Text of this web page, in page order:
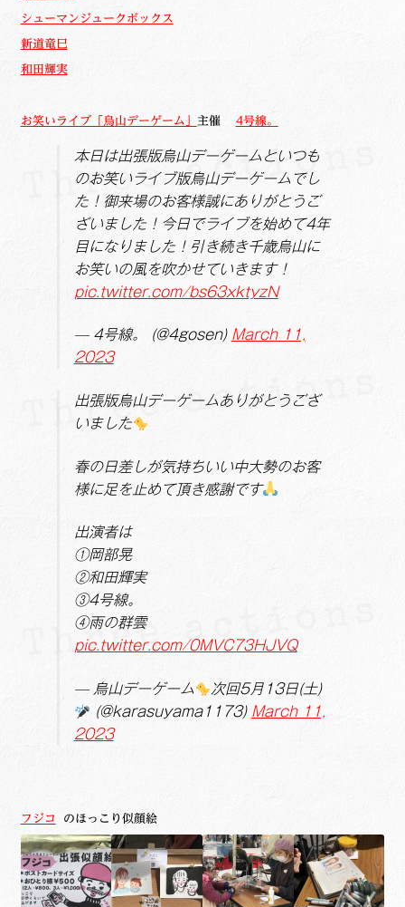
シューマンジュークボックス
新道竜巳
和田輝実
お笑いライブ「烏山デーゲーム」 主催 4号線。
本日は出張版烏山デーゲームといつも
のお笑いライブ版烏山デーゲームでし
た！御来場のお客様誠にありがとうご
ざいました！今日でライブを始めて4年
目になりました！引き続き千歳烏山に
お笑いの風を吹かせていきます！
pic.twitter.com/bs63xktyzN
— 4号線。 (@4gosen) March 11,
2023
出張版烏山デーゲームありがとうござ
いました
春の日差しが気持ちいい中大勢のお客
様に足を止めて頂き感謝です
出演者は
①岡部晃
②和田輝実
③4号線。
④雨の群雲
pic.twitter.com/0MVC73HJVQ
— 烏山デーゲーム
次回5月13日(土)
(@karasuyama1173) March 11,
2023
フジコ のほっこり似顔絵